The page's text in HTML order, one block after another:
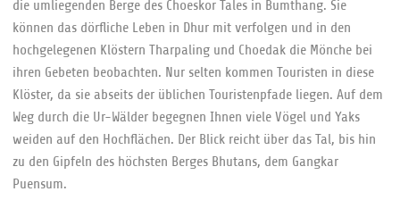
die umliegenden Berge des Choeskor Tales in Bumthang. Sie
können das dörfliche Leben in Dhur mit verfolgen und in den
hochgelegenen Klöstern Tharpaling und Choedak die Mönche bei
ihren Gebeten beobachten. Nur selten kommen Touristen in diese
Klöster, da sie abseits der üblichen Touristenpfade liegen. Auf dem
Weg durch die Ur-Wälder begegnen Ihnen viele Vögel und Yaks
weiden auf den Hochflächen. Der Blick reicht über das Tal, bis hin
zu den Gipfeln des höchsten Berges Bhutans, dem Gangkar
Puensum.